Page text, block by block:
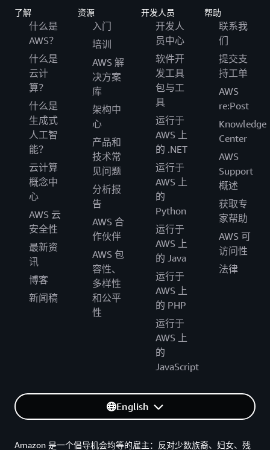
了解
什么是
AWS？
什么是
云计
算？
什么是
生成式
人工智
能？
云计算
概念中
心
AWS 云
安全性
最新资
讯
博客
新闻稿
资源
入门
培训
AWS 解
决方案
库
架构中
心
产品和
技术常
见问题
分析报
告
AWS 合
作伙伴
AWS 包
容性、
多样性
和公平
性
开发人员
开发人
员中心
软件开
发工具
包与工
具
运行于
AWS 上
的 .NET
运行于
AWS 上
的
Python
运行于
AWS 上
的 Java
运行于
AWS 上
的 PHP
运行于
AWS 上
的
JavaScript
帮助
联系我
们
提交支
持工单
AWS
re:Post
Knowledge
Center
AWS
Support
概述
获取专
家帮助
AWS 可
访问性
法律
English
Amazon 是一个倡导机会均等的雇主：反对少数族裔、妇女、残